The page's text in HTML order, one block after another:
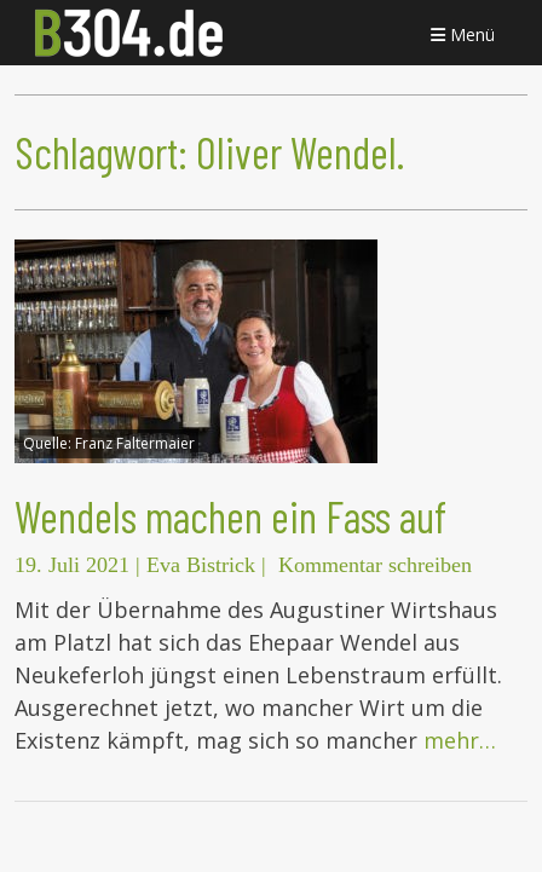
Menü
Schlagwort: Oliver Wendel.
Quelle: Franz Faltermaier
Wendels machen ein Fass auf
19. Juli 2021 | Eva Bistrick | Kommentar schreiben
Mit der Übernahme des Augustiner Wirtshaus
am Platzl hat sich das Ehepaar Wendel aus
Neukeferloh jüngst einen Lebenstraum erfüllt.
Ausgerechnet jetzt, wo mancher Wirt um die
Existenz kämpft, mag sich so mancher mehr…